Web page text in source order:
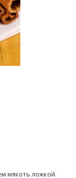
мякоть ложкой.
без...
2021